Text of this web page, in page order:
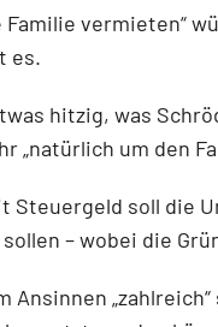
vermieten“
es.
hitzig, was
„natürlich um den
Steuergeld soll die
– wobei die
Ansinnen